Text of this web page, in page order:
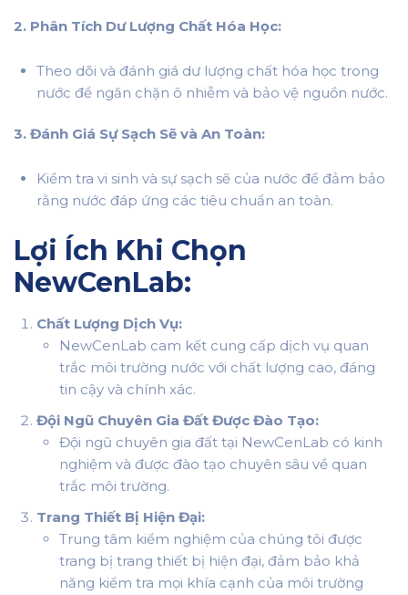
2. Phân Tích Dư Lượng Chất Hóa Học:
Theo dõi và đánh giá dư lượng chất hóa học trong
nước để ngăn chặn ô nhiễm và bảo vệ nguồn nước.
3. Đánh Giá Sự Sạch Sẽ và An Toàn:
Kiểm tra vi sinh và sự sạch sẽ của nước để đảm bảo
rằng nước đáp ứng các tiêu chuẩn an toàn.
Lợi Ích Khi Chọn
NewCenLab:
Chất Lượng Dịch Vụ:
NewCenLab cam kết cung cấp dịch vụ quan
trắc môi trường nước với chất lượng cao, đáng
tin cậy và chính xác.
Đội Ngũ Chuyên Gia Đất Được Đào Tạo:
Đội ngũ chuyên gia đất tại NewCenLab có kinh
nghiệm và được đào tạo chuyên sâu về quan
trắc môi trường.
Trang Thiết Bị Hiện Đại:
Trung tâm kiểm nghiệm của chúng tôi được
trang bị trang thiết bị hiện đại, đảm bảo khả
năng kiểm tra mọi khía cạnh của môi trường